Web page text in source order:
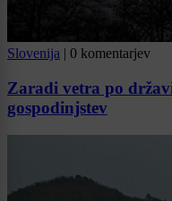
Slovenija | 0 komentarjev
Zaradi vetra po
gospodinjstev